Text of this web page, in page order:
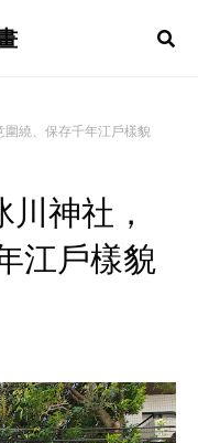
圍繞、保存千年江戶樣貌
神社，
江戶樣貌